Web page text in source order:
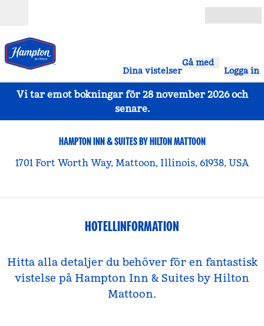
Dina vistelser
Gå med
Logga in
Vi tar emot bokningar för 28 november 2026 och
senare.
HAMPTON INN & SUITES BY HILTON MATTOON
1701 Fort Worth Way, Mattoon, Illinois, 61938, USA
HOTELLINFORMATION
Hitta alla detaljer du behöver för en fantastisk
vistelse på Hampton Inn & Suites by Hilton
Mattoon.